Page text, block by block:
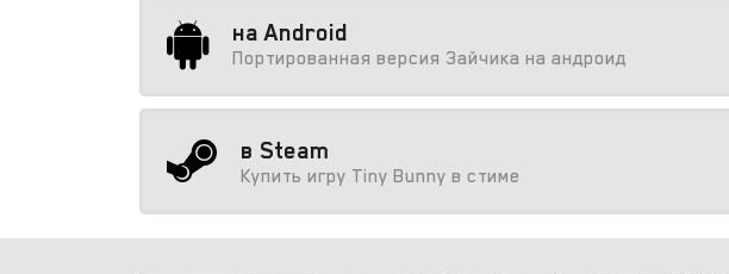
на Android
Портированная версия Зайчика на андроид
в Steam
Купить игру Tiny Bunny в стиме